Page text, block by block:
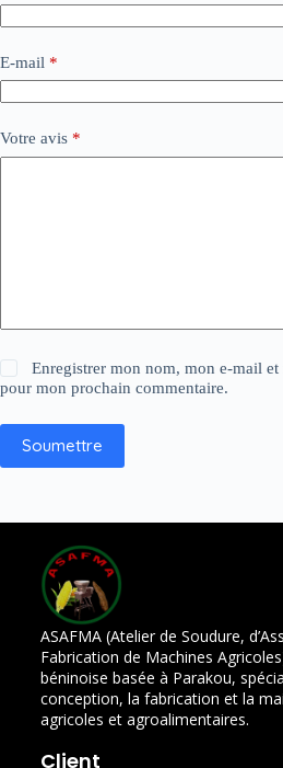
E-mail *
Votre avis *
Enregistrer mon nom, mon e-mail
pour mon prochain commentaire.
Soumettre
ASAFMA (Atelier de Soudure,
Fabrication de Machines
béninoise basée à Parakou,
conception, la fabrication et la
agricoles et agroalimentaires.
Client